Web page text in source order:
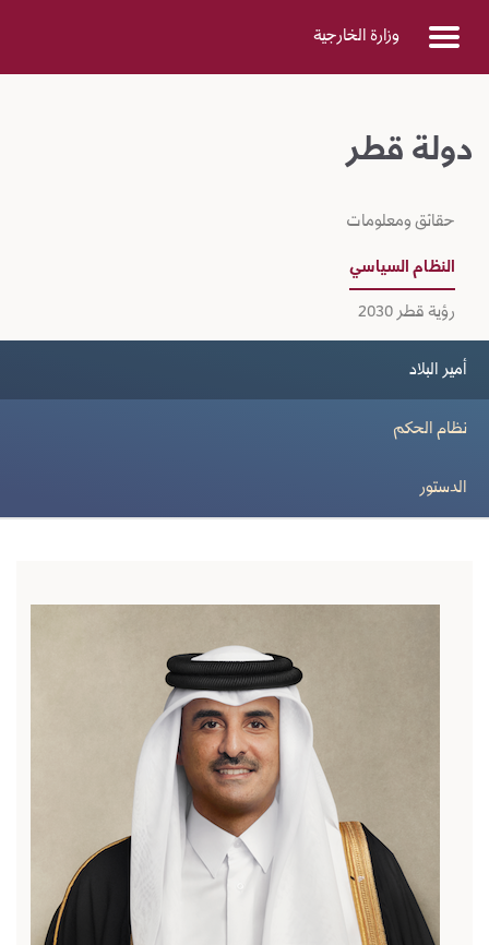
Skip to Main Contentوزارة الخارجية
دولة قطر
حقائق ومعلومات
النظام السياسي
رؤية قطر 2030
أمير البلاد
نظام الحكم
الدستور